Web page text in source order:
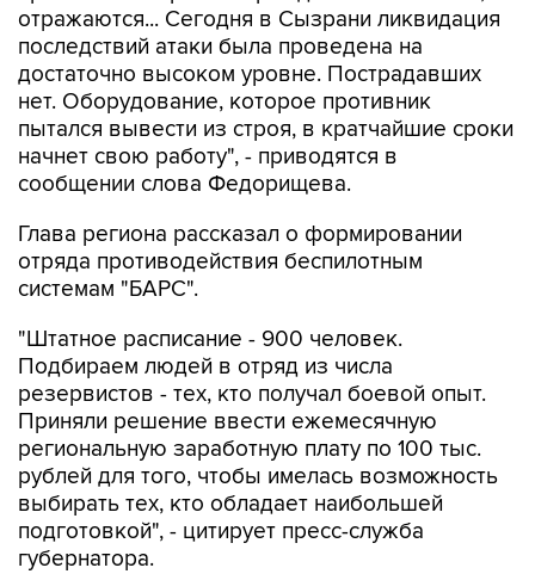
отражаются... Сегодня в Сызрани ликвидация
последствий атаки была проведена на
достаточно высоком уровне. Пострадавших
нет. Оборудование, которое противник
пытался вывести из строя, в кратчайшие сроки
начнет свою работу", - приводятся в
сообщении слова Федорищева.
Глава региона рассказал о формировании
отряда противодействия беспилотным
системам "БАРС".
"Штатное расписание - 900 человек.
Подбираем людей в отряд из числа
резервистов - тех, кто получал боевой опыт.
Приняли решение ввести ежемесячную
региональную заработную плату по 100 тыс.
рублей для того, чтобы имелась возможность
выбирать тех, кто обладает наибольшей
подготовкой", - цитирует пресс-служба
губернатора.